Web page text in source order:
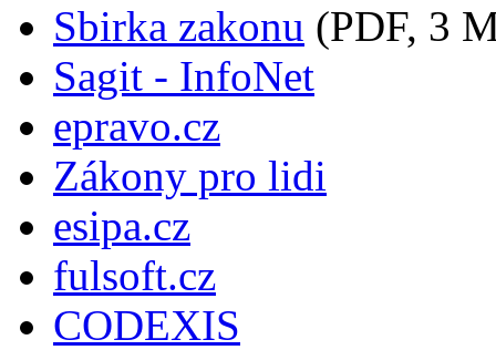
Sbirka zakonu (PDF, 3
Sagit - InfoNet
epravo.cz
Zákony pro lidi
esipa.cz
fulsoft.cz
CODEXIS